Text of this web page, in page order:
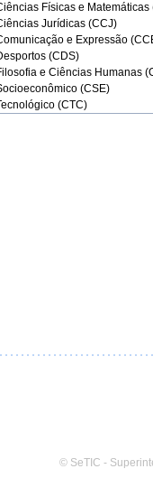
Físicas e Matemáticas
Jurídicas (CCJ)
e Expressão
(CDS)
e Ciências Humanas
(CSE)
(CTC)
© SeTIC -